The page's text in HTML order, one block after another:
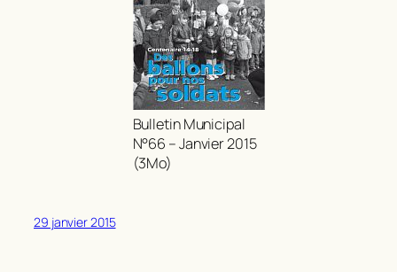
Bulletin Municipal
N°66 – Janvier 2015
(3Mo)
29 janvier 2015